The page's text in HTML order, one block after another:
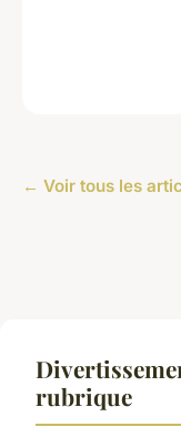
← Voir tous les
rubrique